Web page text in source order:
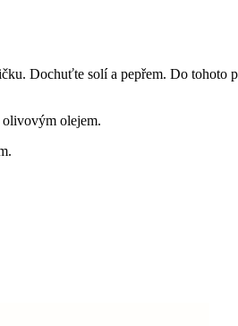
Dochuťte solí a pepřem. Do tohoto
olivovým olejem.